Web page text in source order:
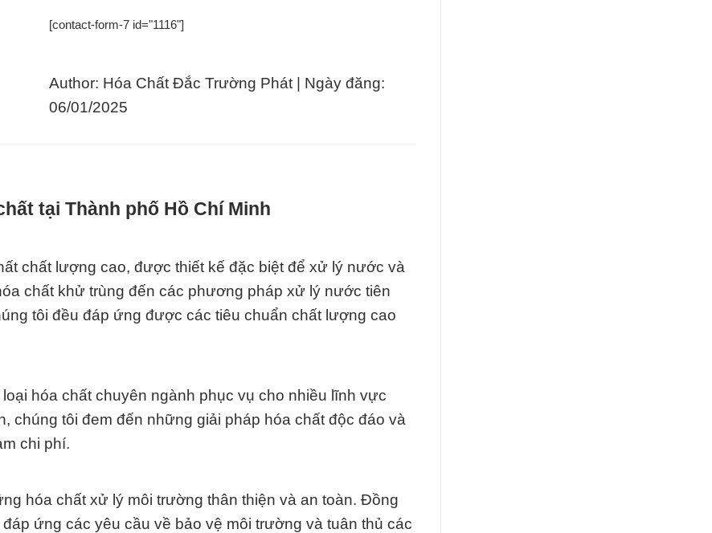
[contact-form-7 id="1116"]
Author: Hóa Chất Đắc Trường Phát | Ngày đăng:
06/01/2025
tại Thành phố Hồ Chí Minh
chất lượng cao, được thiết kế đặc biệt để xử lý nước và
chất khử trùng đến các phương pháp xử lý nước tiên
tôi đều đáp ứng được các tiêu chuẩn chất lượng cao
hóa chất chuyên ngành phục vụ cho nhiều lĩnh vực
chúng tôi đem đến những giải pháp hóa chất độc đáo và
chi phí.
hóa chất xử lý môi trường thân thiện và an toàn. Đồng
ứng các yêu cầu về bảo vệ môi trường và tuân thủ các